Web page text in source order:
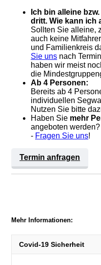
Ich bin alleine
dritt. Wie kann ich
Sollten Sie alleine,
auch keine
und Familienkreis
Sie uns nach
haben wir meist
die
Ab 4 Personen:
Bereits ab 4
individuellen
Nutzen Sie bitte
Haben Sie mehr
angeboten
- Fragen Sie uns!
Termin anfragen
Mehr Informationen:
Covid-19 Sicherheit